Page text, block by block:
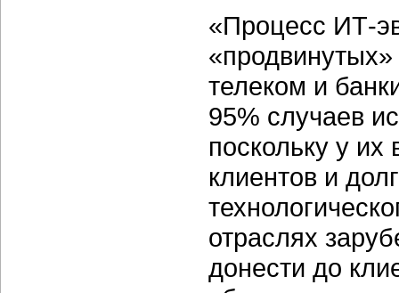
«Процесс ИТ-
телеком и
95% случаев
поскольку у
клиентов и
отраслях
донести до